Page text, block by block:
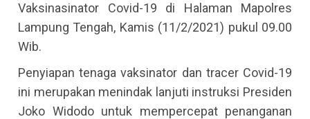
Vaksinasinator Covid-19 di Halaman Mapolres
Lampung Tengah, Kamis (11/2/2021) pukul 09.00
Wib.
Penyiapan tenaga vaksinator dan tracer Covid-19
ini merupakan menindak lanjuti instruksi Presiden
Joko Widodo untuk mempercepat penanganan